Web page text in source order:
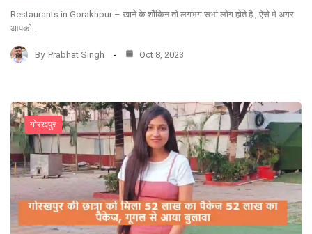
Restaurants in Gorakhpur – खाने के शौकिन तो लगभग सभी लोग होते है , ऐसे मे अगर
आपको…
By Prabhat Singh Oct 8, 2023
गोरखपुर